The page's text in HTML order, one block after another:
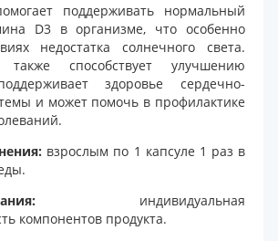
поддерживать нормальный
D3 в организме, что особенно
недостатка солнечного света.
способствует улучшению
здоровье сердечно-
и может помочь в профилактике
взрослым по 1 капсуле 1 раз в
индивидуальная
компонентов продукта.